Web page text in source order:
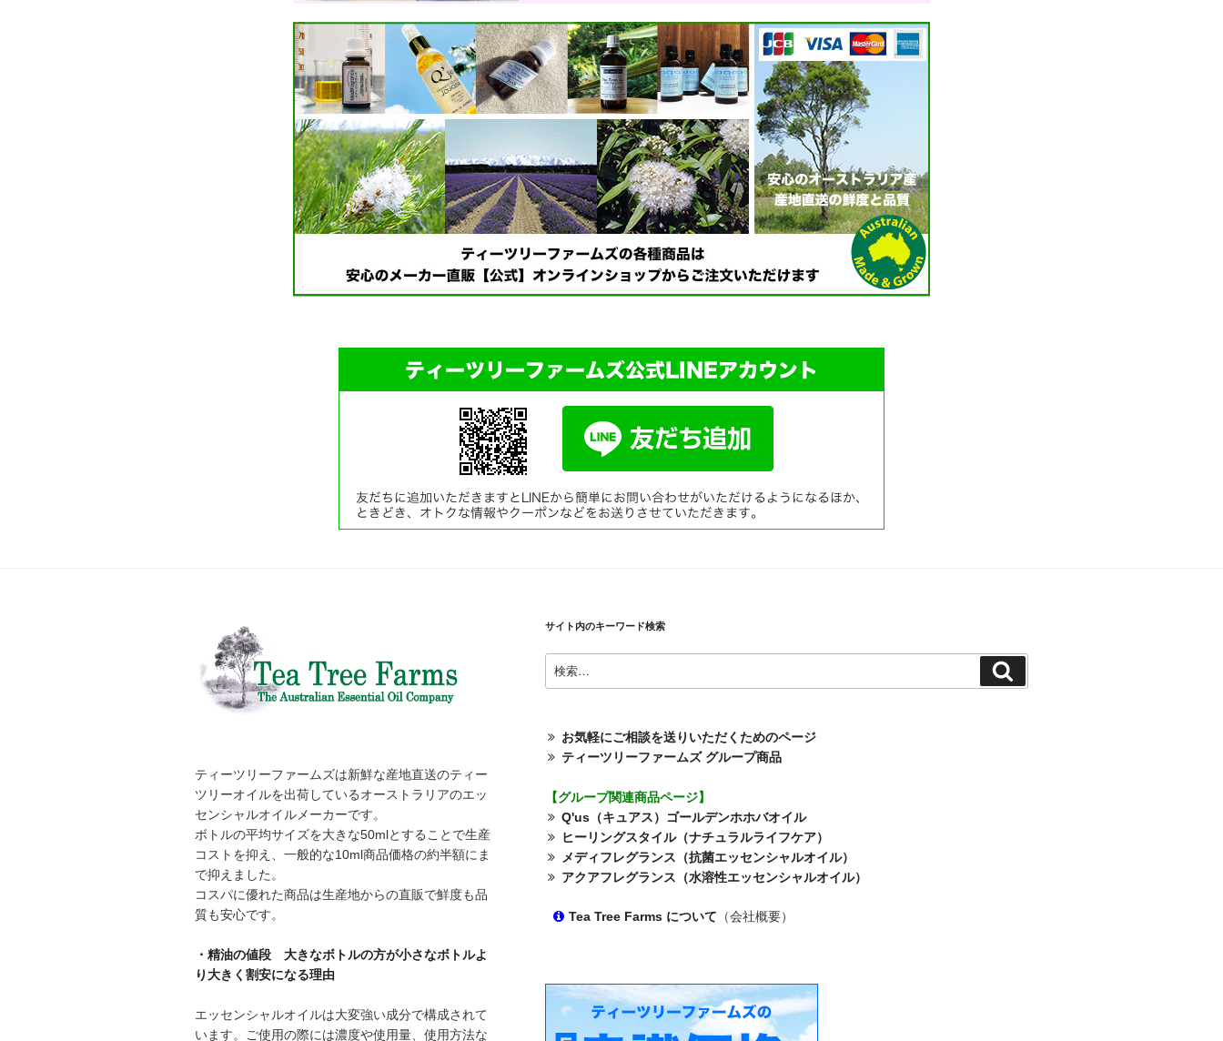
ティーツリーファームズは新鮮な産地直送のティー
ツリーオイルを出荷しているオーストラリアのエッ
センシャルオイルメーカーです。
ボトルの平均サイズを大きな50mlとすることで生産
コストを抑え、一般的な10ml商品価格の約半額にま
で抑えました。
コスパに優れた商品は生産地からの直販で鮮度も品
質も安心です。
・精油の値段 大きなボトルの方が小さなボトルよ
り大きく割安になる理由
エッセンシャルオイルは大変強い成分で構成されて
います。ご使用の際には濃度や使用量、使用方法な
サイト内のキーワード検索
検
索
お気軽にご相談を送りいただくためのページ
ティーツリーファームズ グループ商品
【グループ関連商品ページ】
Q'us（キュアス）ゴールデンホホバオイル
ヒーリングスタイル（ナチュラルライフケア）
メディフレグランス（抗菌エッセンシャルオイル）
アクアフレグランス（水溶性エッセンシャルオイル）
Tea Tree Farms について （会社概要）